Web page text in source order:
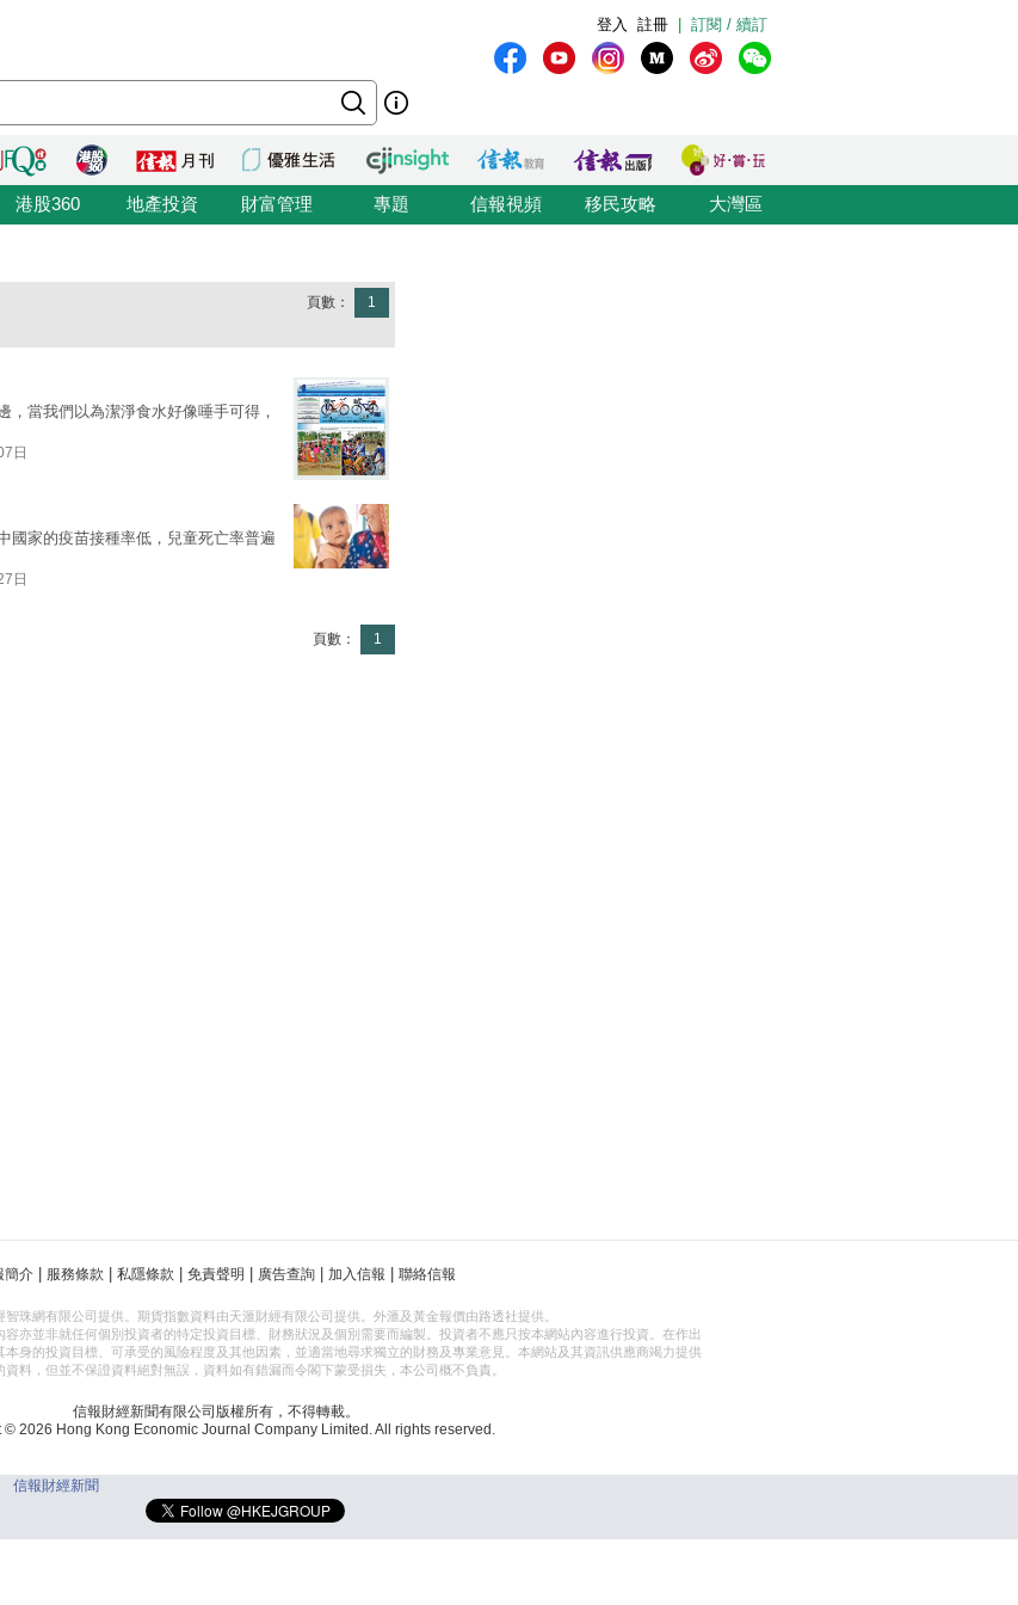
訂閱 / 續訂
註冊
登入
港股360 地產投資 財富管理 專題 信報視頻 移民攻略 大灣區
頁數： 1
，當我們以為潔淨食水好像唾手可得，
日
國家的疫苗接種率低，兒童死亡率普遍
日
頁數： 1
簡介 | 服務條款 | 私隱條款 | 免責聲明 | 廣告查詢 | 加入信報 | 聯絡信報
智珠網有限公司提供。期貨指數資料由天滙財經有限公司提供。外滙及黃金報價由路透社提供。
亦並非就任何個別投資者的特定投資目標、財務狀況及個別需要而編製。投資者不應只按本網站內容進行投資。在作出
身的投資目標、可承受的風險程度及其他因素，並適當地尋求獨立的財務及專業意見。本網站及其資訊供應商竭力提供
資料，但並不保證資料絕對無誤，資料如有錯漏而令閣下蒙受損失，本公司概不負責。
信報財經新聞有限公司版權所有，不得轉載。
© 2026 Hong Kong Economic Journal Company Limited. All rights reserved.
信報財經新聞